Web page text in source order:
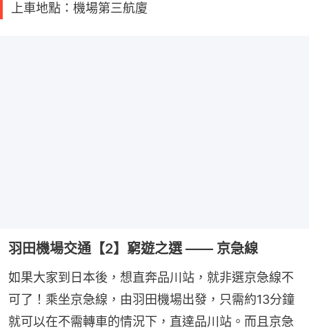
上車地點：機場第三航廈
羽田機場交通【2】窮遊之選 —— 京急線
如果大家到日本後，想直奔品川站，就非選京急線不
可了！乘坐京急線，由羽田機場出發，只需約13分鐘
就可以在不需轉車的情況下，直達品川站。而且京急